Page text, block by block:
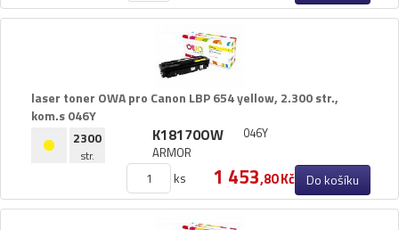
laser toner OWA pro Canon LBP 654 yellow,​ 2.​300 str.​,​
kom.​s 046Y
2300
str.
K18170OW
ARMOR
046Y
ks 1 453,80 Kč Do košíku